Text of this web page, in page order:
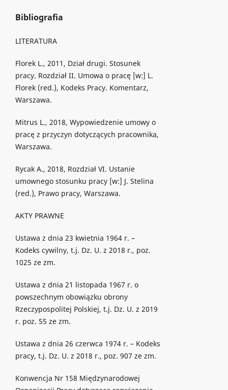
Bibliografia
LITERATURA
Florek L., 2011, Dział drugi. Stosunek
pracy. Rozdział II. Umowa o pracę [w:] L.
Florek (red.), Kodeks Pracy. Komentarz,
Warszawa.
Mitrus L., 2018, Wypowiedzenie umowy o
pracę z przyczyn dotyczących pracownika,
Warszawa.
Rycak A., 2018, Rozdział VI. Ustanie
umownego stosunku pracy [w:] J. Stelina
(red.), Prawo pracy, Warszawa.
AKTY PRAWNE
Ustawa z dnia 23 kwietnia 1964 r. –
Kodeks cywilny, t.j. Dz. U. z 2018 r., poz.
1025 ze zm.
Ustawa z dnia 21 listopada 1967 r. o
powszechnym obowiązku obrony
Rzeczypospolitej Polskiej, t.j. Dz. U. z 2019
r. poz. 55 ze zm.
Ustawa z dnia 26 czerwca 1974 r. – Kodeks
pracy, t.j. Dz. U. z 2018 r., poz. 907 ze zm.
Konwencja Nr 158 Międzynarodowej